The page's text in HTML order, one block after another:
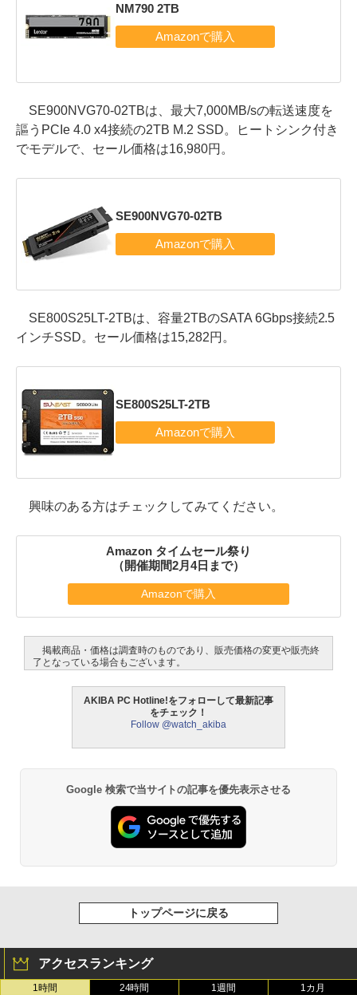
NM790 2TB
SE900NVG70-02TBは、最大7,000MB/sの転送速度を
謳うPCIe 4.0 x4接続の2TB M.2 SSD。ヒートシンク付き
でモデルで、セール価格は16,980円。
SE900NVG70-02TB
SE800S25LT-2TBは、容量2TBのSATA 6Gbps接続2.5
インチSSD。セール価格は15,282円。
SE800S25LT-2TB
興味のある方はチェックしてみてください。
Amazon タイムセール祭り
（開催期間2月4日まで）
Amazonで購入
掲載商品・価格は調査時のものであり、販売価格の変更や販売終
了となっている場合もございます。
AKIBA PC Hotline!をフォローして最新記事
をチェック！
Follow @watch_akiba
Google 検索で当サイトの記事を優先表示させる
トップページに戻る
アクセスランキング
1時間 24時間 1週間 1カ月